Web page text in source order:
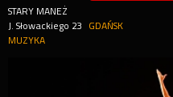
STARY MANEŻ
J. Słowackiego 23
GDAŃSK
MUZYKA